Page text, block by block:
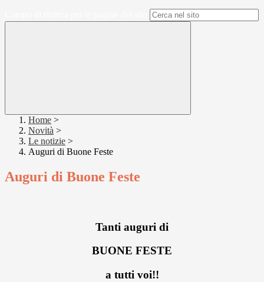
Home >
Novità >
Le notizie >
Auguri di Buone Feste
Auguri di Buone Feste
Tanti auguri di
BUONE FESTE
a tutti voi!!